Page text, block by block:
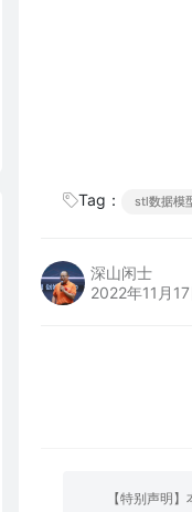
Tag： stl数据模
深山闲士
2022年11月
【特别声明